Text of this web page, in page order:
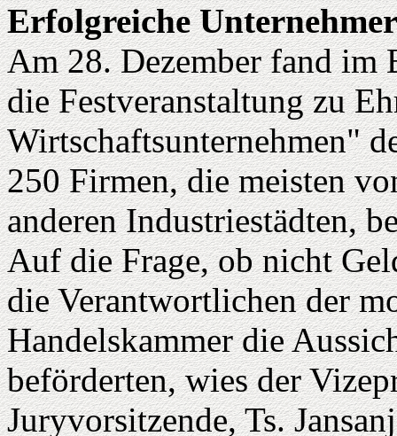
Erfolgreiche
Am 28. Dezember fand im
die Festveranstaltung zu
Wirtschaftsunternehmen"
250 Firmen, die meisten
anderen Industriestädten,
Auf die Frage, ob nicht
die Verantwortlichen der
Handelskammer die
beförderten, wies der
Juryvorsitzende, Ts.